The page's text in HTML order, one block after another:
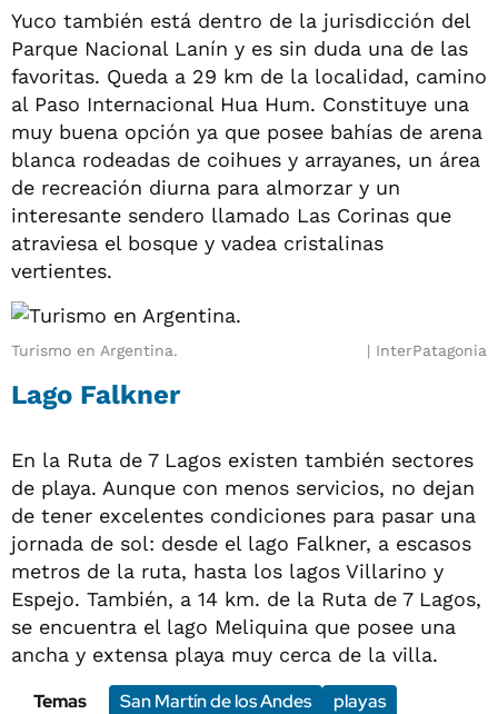
Yuco también está dentro de la jurisdicción del
Parque Nacional Lanín y es sin duda una de las
favoritas. Queda a 29 km de la localidad, camino
al Paso Internacional Hua Hum. Constituye una
muy buena opción ya que posee bahías de arena
blanca rodeadas de coihues y arrayanes, un área
de recreación diurna para almorzar y un
interesante sendero llamado Las Corinas que
atraviesa el bosque y vadea cristalinas
vertientes.
Turismo en Argentina. InterPatagonia
Lago Falkner
En la Ruta de 7 Lagos existen también sectores
de playa. Aunque con menos servicios, no dejan
de tener excelentes condiciones para pasar una
jornada de sol: desde el lago Falkner, a escasos
metros de la ruta, hasta los lagos Villarino y
Espejo. También, a 14 km. de la Ruta de 7 Lagos,
se encuentra el lago Meliquina que posee una
ancha y extensa playa muy cerca de la villa.
Temas
San Martín de los Andes
playas